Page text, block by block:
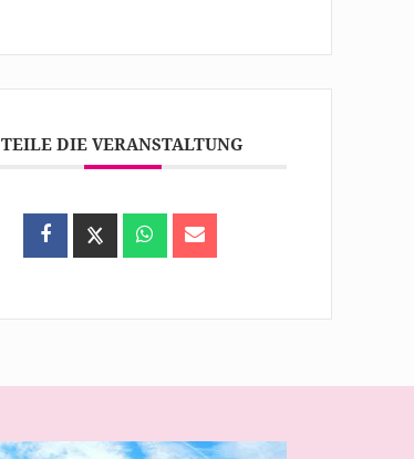
TEILE DIE VERANSTALTUNG